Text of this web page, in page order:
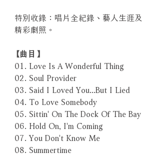
特別收錄：唱片全紀錄、藝人生涯及
精彩劇照。
【曲目】
01. Love Is A Wonderful Thing
02. Soul Provider
03. Said I Loved You...But I Lied
04. To Love Somebody
05. Sittin' On The Dock Of The Bay
06. Hold On, I'm Coming
07. You Don't Know Me
08. Summertime